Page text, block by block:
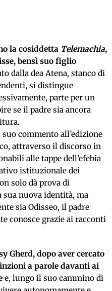
la cosiddetta Telemachia,
bensì suo figlio
dalla dea Atena, stanco di
si distingue
parte per un
se il padre sia ancora
commento all’edizione
attraverso il discorso in
alle tappe dell’efebia
istituzionale dei
solo dà prova di
sua nuova identità, ma
sia Odisseo, il padre
conosce grazie ai racconti
Gherd, dopo aver cercato
a parole davanti ai
e, lungo il suo cammino di